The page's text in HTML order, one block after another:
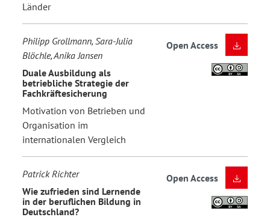
Länder
Philipp Grollmann, Sara-Julia
Blöchle, Anika Jansen
Duale Ausbildung als
betriebliche Strategie der
Fachkräftesicherung
Motivation von Betrieben und
Organisation im
internationalen Vergleich
Open Access
Patrick Richter
Wie zufrieden sind Lernende
in der beruflichen Bildung in
Deutschland?
Open Access